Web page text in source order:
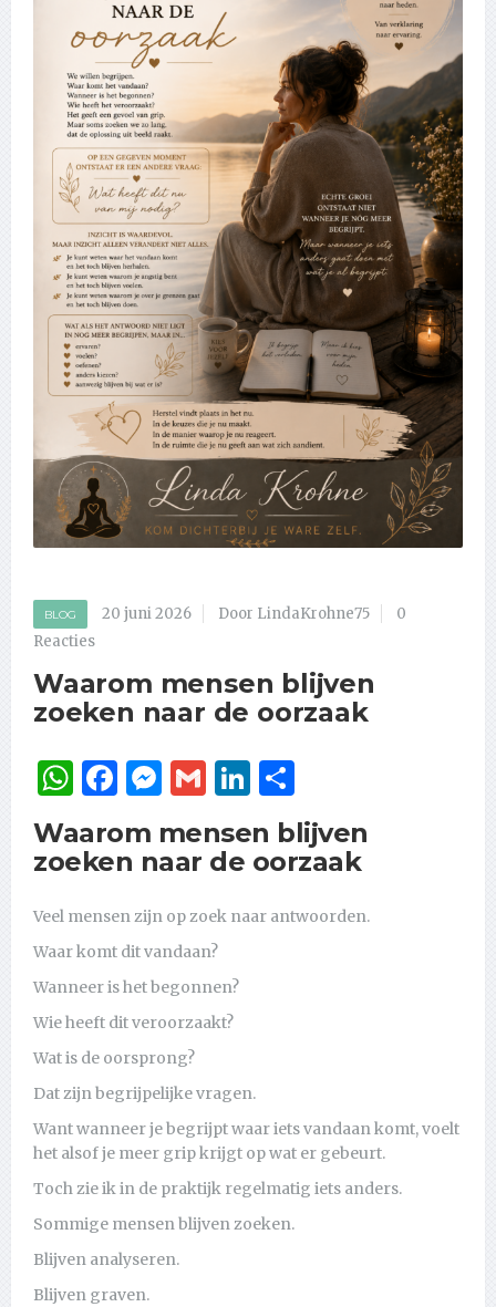
BLOG 20 juni 2026 Door LindaKrohne75
0
Reacties
Waarom mensen blijven
zoeken naar de oorzaak
WhatsApp
Facebook
Messenger
GmailLinkedIn
Waarom mensen blijven
zoeken naar de oorzaak
Veel mensen zijn op zoek naar antwoorden.
Waar komt dit vandaan?
Wanneer is het begonnen?
Wie heeft dit veroorzaakt?
Wat is de oorsprong?
Dat zijn begrijpelijke vragen.
Want wanneer je begrijpt waar iets vandaan komt, voelt
het alsof je meer grip krijgt op wat er gebeurt.
Toch zie ik in de praktijk regelmatig iets anders.
Sommige mensen blijven zoeken.
Blijven analyseren.
Blijven graven.